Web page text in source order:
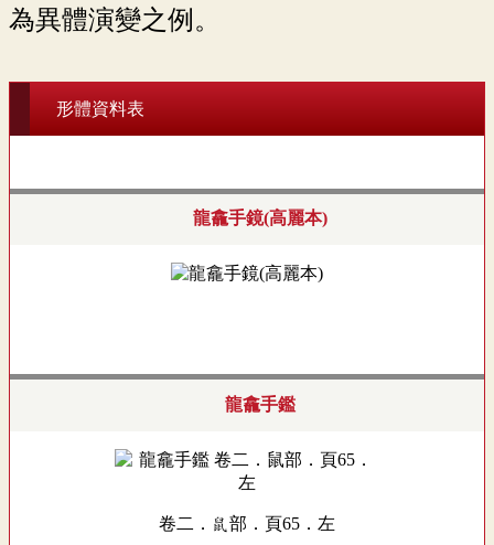
為異體演變之例。
形體資料表
龍龕手鏡(高麗本)
龍龕手鑑
卷二．鼠部．頁65．左